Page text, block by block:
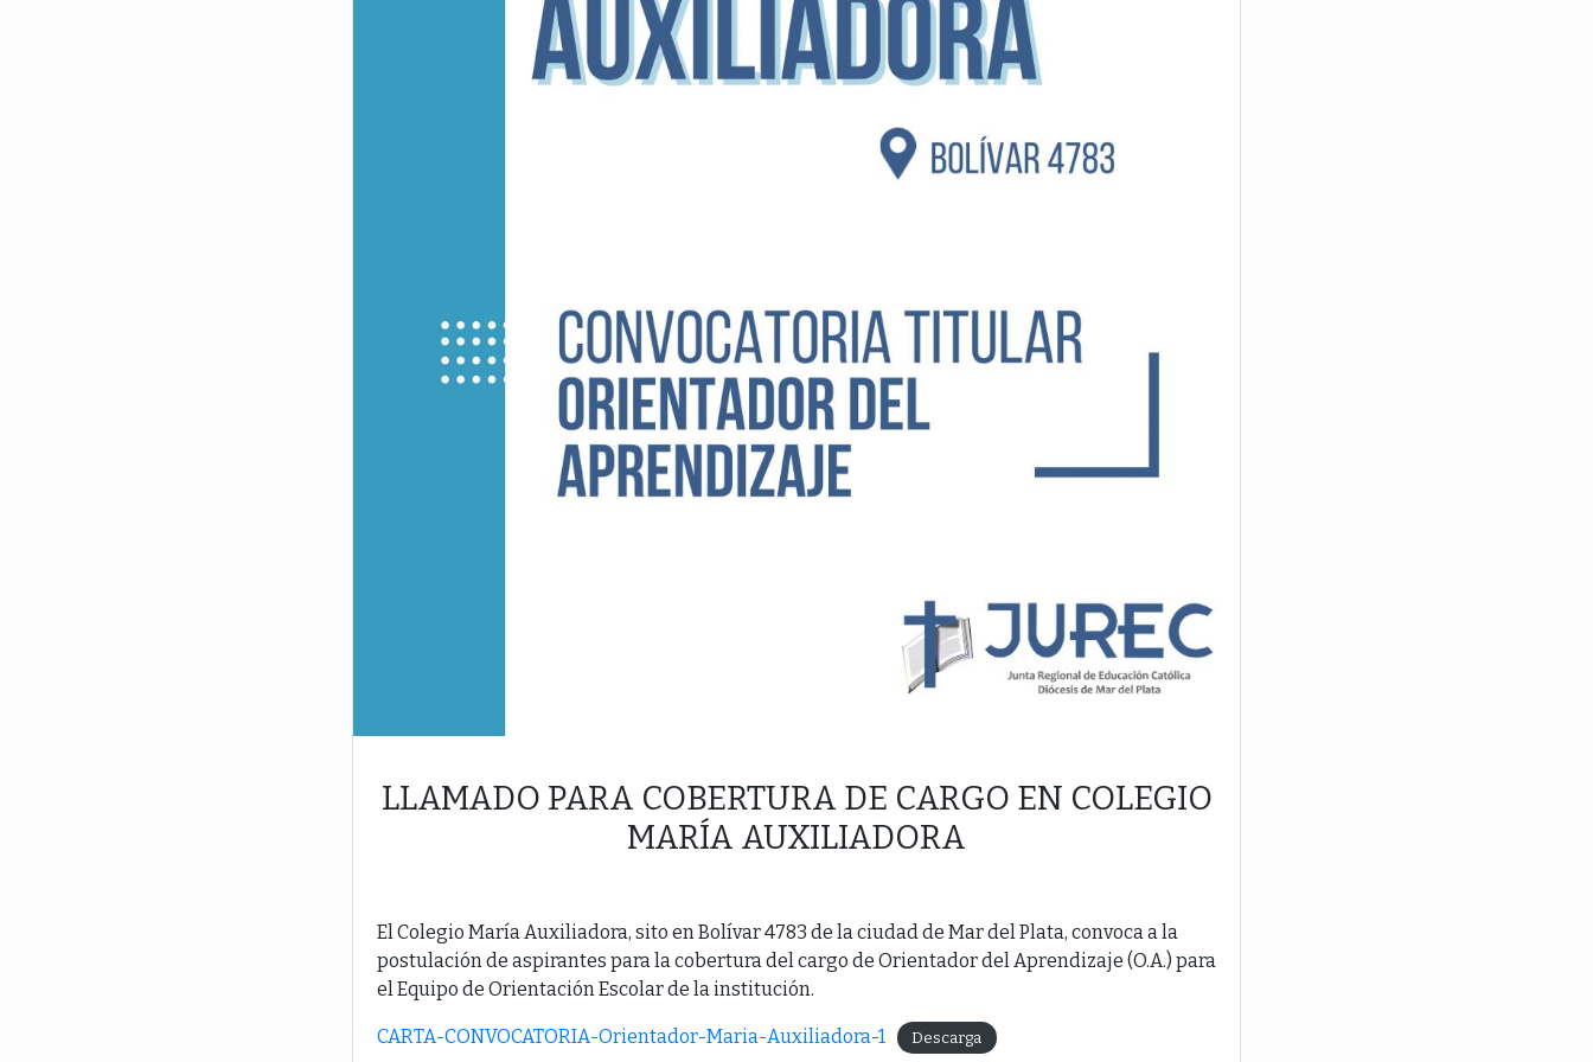
LLAMADO PARA COBERTURA DE CARGO EN COLEGIO
MARÍA AUXILIADORA
El Colegio María Auxiliadora, sito en Bolívar 4783 de la ciudad de Mar del Plata, convoca a la
postulación de aspirantes para la cobertura del cargo de Orientador del Aprendizaje (O.A.) para
el Equipo de Orientación Escolar de la institución.
CARTA-CONVOCATORIA-Orientador-Maria-Auxiliadora-1 Descarga